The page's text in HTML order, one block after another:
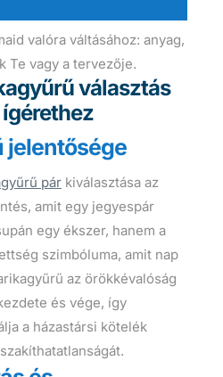
valóra váltásához: anyag,
Te vagy a tervezője.
választás
jelentősége
pár kiválasztása az
amit egy jegyespár
egy ékszer, hanem a
szimbóluma, amit nap
az örökkévalóság
és vége, így
a házastársi kötelék